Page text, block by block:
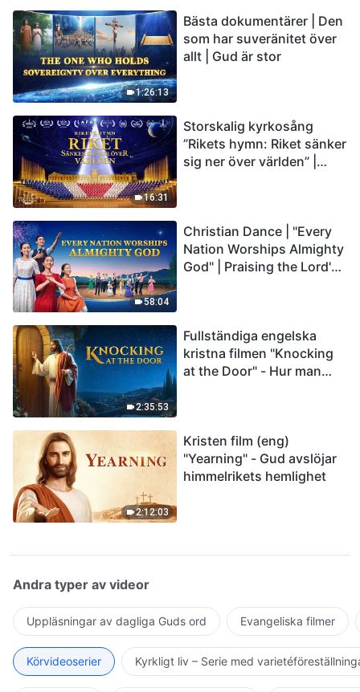
1:26:13
Bästa dokumentärer | Den
som har suveränitet över
allt | Gud är stor
16:31
Storskalig kyrkosång
”Rikets hymn: Riket sänker
sig ner över världen” |
58:04
Christian Dance | "Every
Nation Worships Almighty
God" | Praising the Lord's
2:35:53
Fullständiga engelska
kristna filmen "Knocking
at the Door" - Hur man
2:12:03
Kristen film (eng)
"Yearning" - Gud avslöjar
himmelrikets hemlighet
Andra typer av videor
Uppläsningar av dagliga Guds ord Evangeliska filmer
Körvideoserier Kyrkligt liv – Serie med